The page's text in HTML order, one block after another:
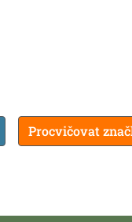
Procvičovat